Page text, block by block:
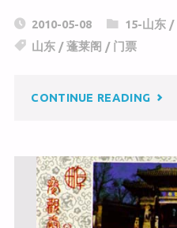
C
h
a
W
b
c
e
o
2010-05-08 15-山东/
山东 /蓬莱阁 / 门票
CONTINUE READING"蓬
阁"